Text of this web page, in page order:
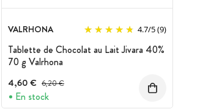
VALRHONA 4.7/5(9)
Tablette de Chocolat au Lait Jivara 40%
70 g Valrhona
4,60 € Prix avant réduction :
6,20 €
En stock